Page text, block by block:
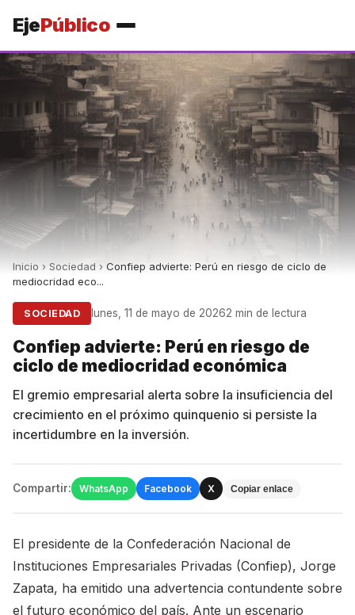
EjePúblico
Inicio › Sociedad › Confiep advierte: Perú en riesgo de ciclo de
mediocridad eco...
SOCIEDAD lunes, 11 de mayo de 20262 min de lectura
Confiep advierte: Perú en riesgo de
ciclo de mediocridad económica
El gremio empresarial alerta sobre la insuficiencia del
crecimiento en el próximo quinquenio si persiste la
incertidumbre en la inversión.
Compartir: WhatsApp Facebook X Copiar enlace
El presidente de la Confederación Nacional de
Instituciones Empresariales Privadas (Confiep), Jorge
Zapata, ha emitido una advertencia contundente sobre
el futuro económico del país. Ante un escenario